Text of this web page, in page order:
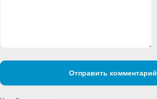
Отправить комментарий